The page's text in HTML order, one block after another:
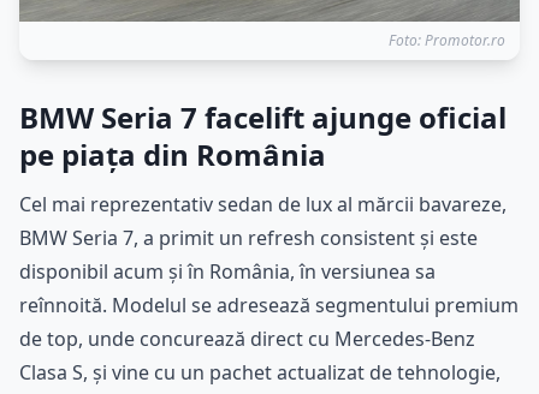
Foto: Promotor.ro
BMW Seria 7 facelift ajunge oficial
pe piața din România
Cel mai reprezentativ sedan de lux al mărcii bavareze,
BMW Seria 7, a primit un refresh consistent și este
disponibil acum și în România, în versiunea sa
reînnoită. Modelul se adresează segmentului premium
de top, unde concurează direct cu Mercedes-Benz
Clasa S, și vine cu un pachet actualizat de tehnologie,